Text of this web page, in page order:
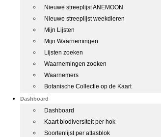
Nieuwe streeplijst ANEMOON
Nieuwe streeplijst weekdieren
Mijn Lijsten
Mijn Waarnemingen
Lijsten zoeken
Waarnemingen zoeken
Waarnemers
Botanische Collectie op de Kaart
Dashboard
Dashboard
Kaart biodiversiteit per hok
Soortenlijst per atlasblok